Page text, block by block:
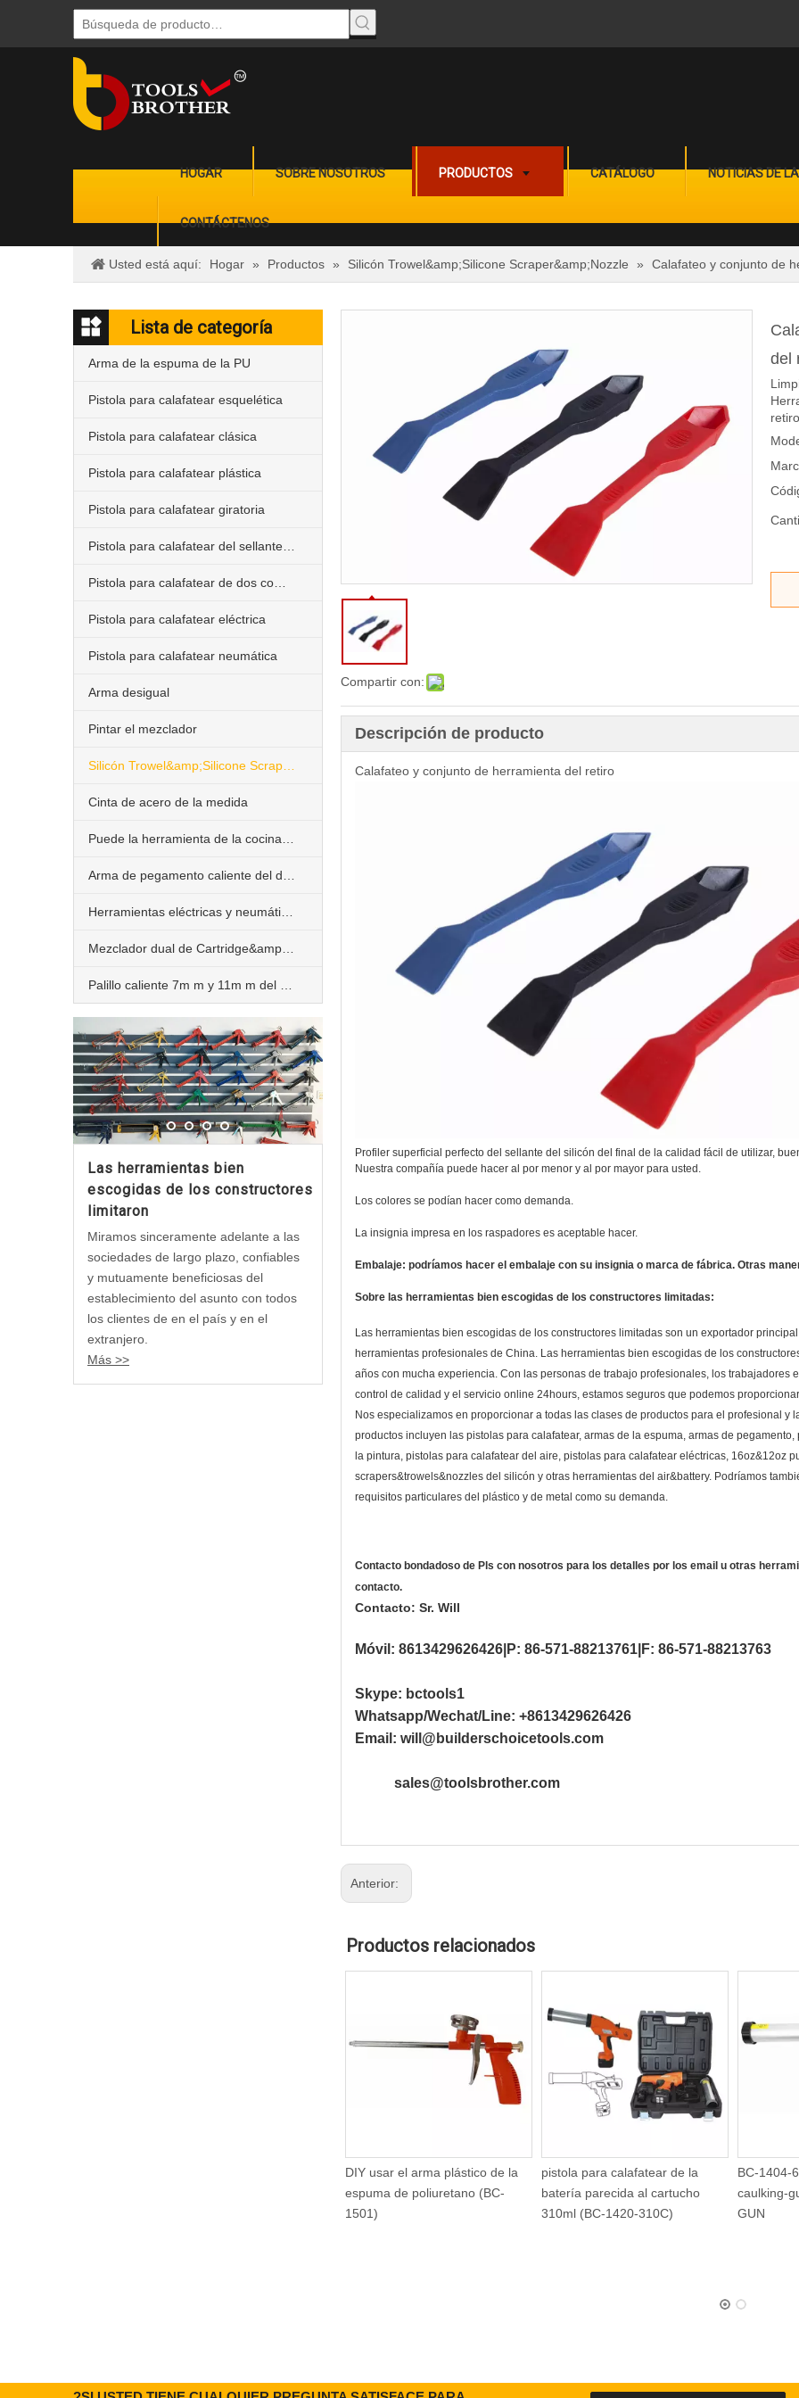
HOGAR SOBRE NOSOTROS PRODUCTOS CATÁLOGO NOTICIAS DE
CONTÁCTENOS
Usted está aquí: Hogar » Productos » Silicón Trowel&amp;Silicone Scraper&amp;Nozzle » Calafateo y conjunto de
Lista de categoría
Arma de la espuma de la PU
Pistola para calafatear esquelética
Pistola para calafatear clásica
Pistola para calafatear plástica
Pistola para calafatear giratoria
Pistola para calafatear eléctrica
Pistola para calafatear neumática
Arma desigual
Pintar el mezclador
Cinta de acero de la medida
Las herramientas bien
escogidas de los constructores
limitaron
Miramos sinceramente adelante a las
sociedades de largo plazo, confiables
y mutuamente beneficiosas del
establecimiento del asunto con todos
los clientes de en el país y en el
extranjero.
Más >>
Compartir con:
del
Descripción de producto
Calafateo y conjunto de herramienta del retiro
Profiler superficial perfecto del sellante del silicón del final de la calidad fácil de utilizar,
Nuestra compañía puede hacer al por menor y al por mayor para usted.
Los colores se podían hacer como demanda.
La insignia impresa en los raspadores es aceptable hacer.
Embalaje: podríamos hacer el embalaje con su insignia o marca de fábrica. Otras
Sobre las herramientas bien escogidas de los constructores limitadas:
Las herramientas bien escogidas de los constructores limitadas son un exportador
herramientas profesionales de China. Las herramientas bien escogidas de los
años con mucha experiencia. Con las personas de trabajo profesionales, los trabajadores
control de calidad y el servicio online 24hours, estamos seguros que podemos
Nos especializamos en proporcionar a todas las clases de productos para el profesional y
productos incluyen las pistolas para calafatear, armas de la espuma, armas de
la pintura, pistolas para calafatear del aire, pistolas para calafatear eléctricas, 16oz&12oz
scrapers&trowels&nozzles del silicón y otras herramientas del air&battery. Podríamos
requisitos particulares del plástico y de metal como su demanda.
Contacto bondadoso de Pls con nosotros para los detalles por los email u otras
contacto.
Contacto: Sr. Will
Móvil: 8613429626426|P: 86-571-88213761|F: 86-571-88213763
Skype: bctools1
Whatsapp/Wechat/Line: +8613429626426
Email: will@builderschoicetools.com
sales@toolsbrother.com
Anterior:
Productos relacionados
DIY usar el arma plástico de la
espuma de poliuretano (BC-
pistola para calafatear de la
batería parecida al cartucho
BC-1404-600S-pneumatic-
caulking-gun-AIR-CAULKING-
GUN